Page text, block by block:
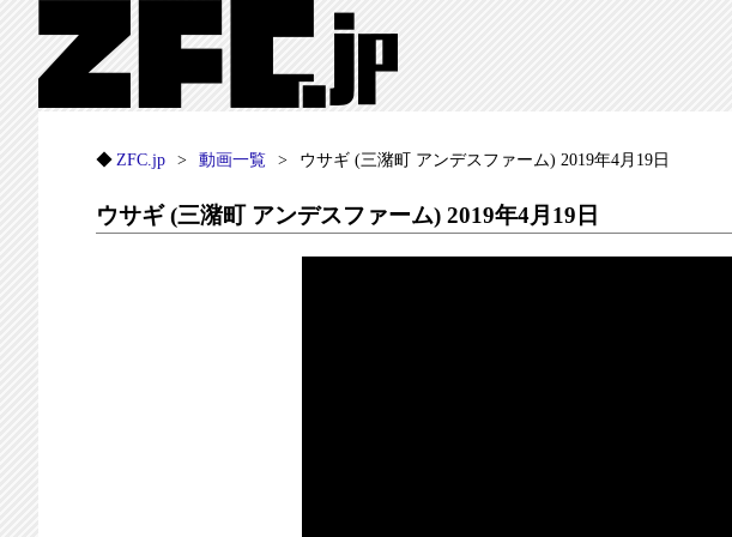
ZFC.jp 動画一覧 ウサギ (三潴町 アンデスファーム) 2019年4月19日
ウサギ (三潴町 アンデスファーム) 2019年4月19日